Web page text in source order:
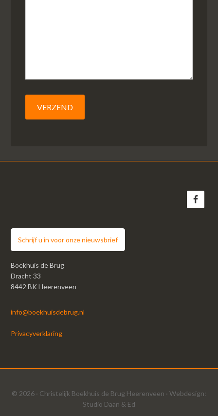
Schrijf u in voor onze nieuwsbrief
Boekhuis de Brug
Dracht 33
8442 BK Heerenveen
info@boekhuisdebrug.nl
Privacyverklaring
© 2026 · Christelijk Boekhuis de Brug Heerenveen · Webdesign:
Studio Daan & Ed